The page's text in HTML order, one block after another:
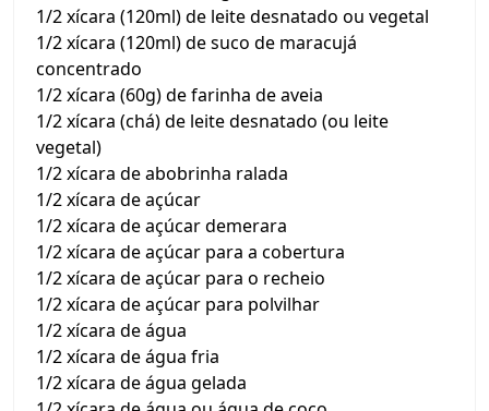
1/2 xícara (120ml) de leite desnatado ou vegetal
1/2 xícara (120ml) de suco de maracujá
concentrado
1/2 xícara (60g) de farinha de aveia
1/2 xícara (chá) de leite desnatado (ou leite
vegetal)
1/2 xícara de abobrinha ralada
1/2 xícara de açúcar
1/2 xícara de açúcar demerara
1/2 xícara de açúcar para a cobertura
1/2 xícara de açúcar para o recheio
1/2 xícara de açúcar para polvilhar
1/2 xícara de água
1/2 xícara de água fria
1/2 xícara de água gelada